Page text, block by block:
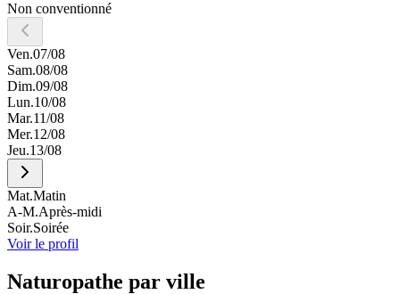
Non conventionné
Ven.07/08
Sam.08/08
Dim.09/08
Lun.10/08
Mar.11/08
Mer.12/08
Jeu.13/08
Mat.Matin
A-M.Après-midi
Soir.Soirée
Voir le profil
Naturopathe par ville